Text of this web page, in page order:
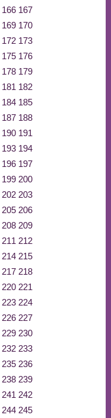
166 167
169 170
172 173
175 176
178 179
181 182
184 185
187 188
190 191
193 194
196 197
199 200
202 203
205 206
208 209
211 212
214 215
217 218
220 221
223 224
226 227
229 230
232 233
235 236
238 239
241 242
244 245